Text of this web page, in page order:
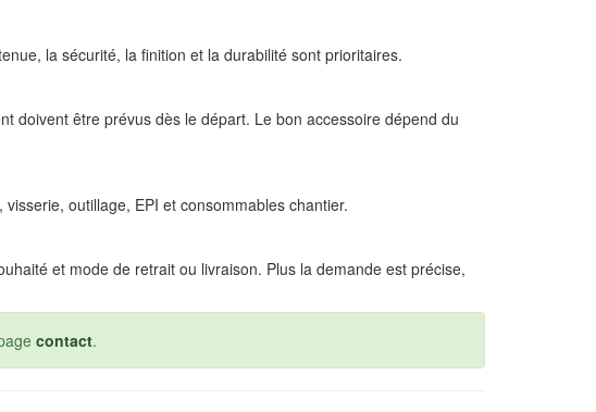
la sécurité, la finition et la durabilité sont prioritaires.
doivent être prévus dès le départ. Le bon accessoire dépend du
outillage, EPI et consommables chantier.
et mode de retrait ou livraison. Plus la demande est précise,
contact.